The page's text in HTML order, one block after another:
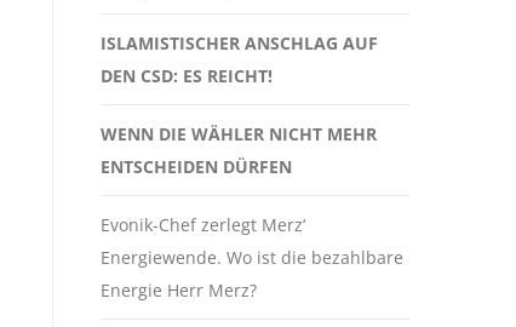
ISLAMISTISCHER ANSCHLAG AUF
DEN CSD: ES REICHT!
WENN DIE WÄHLER NICHT MEHR
ENTSCHEIDEN DÜRFEN
Evonik-Chef zerlegt Merz‘
Energiewende. Wo ist die bezahlbare
Energie Herr Merz?